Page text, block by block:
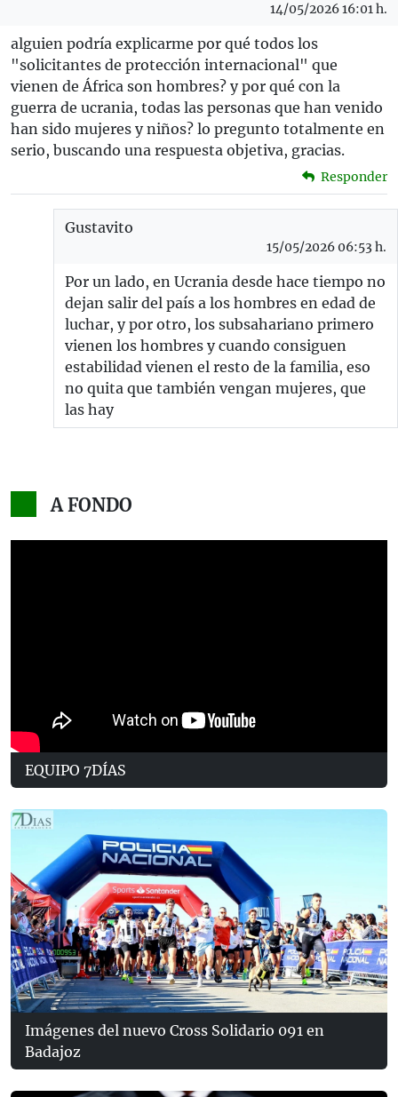
14/05/2026 16:01 h.
alguien podría explicarme por qué todos los
"solicitantes de protección internacional" que
vienen de África son hombres? y por qué con la
guerra de ucrania, todas las personas que han venido
han sido mujeres y niños? lo pregunto totalmente en
serio, buscando una respuesta objetiva, gracias.
Responder
Gustavito
15/05/2026 06:53 h.
Por un lado, en Ucrania desde hace tiempo no
dejan salir del país a los hombres en edad de
luchar, y por otro, los subsahariano primero
vienen los hombres y cuando consiguen
estabilidad vienen el resto de la familia, eso
no quita que también vengan mujeres, que
las hay
A FONDO
EQUIPO 7DÍAS
Imágenes del nuevo Cross Solidario 091 en
Badajoz